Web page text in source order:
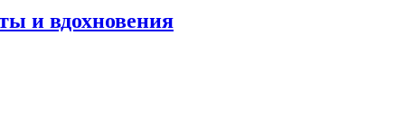
и вдохновения